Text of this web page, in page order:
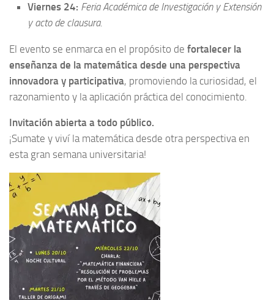
Viernes 24: Feria Académica de Investigación y Extensión
y acto de clausura.
El evento se enmarca en el propósito de fortalecer la
enseñanza de la matemática desde una perspectiva
innovadora y participativa, promoviendo la curiosidad, el
razonamiento y la aplicación práctica del conocimiento.
Invitación abierta a todo público.
¡Sumate y viví la matemática desde otra perspectiva en
esta gran semana universitaria!